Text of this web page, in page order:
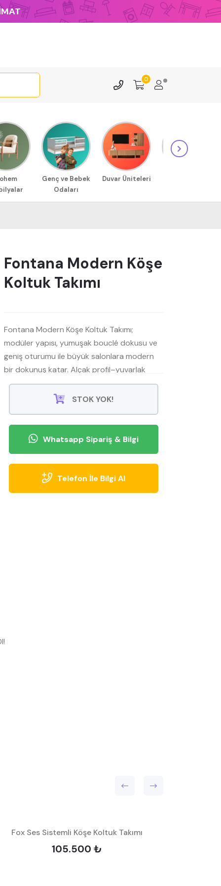
0
Genç ve Bebek
Odaları
Duvar Üniteleri
Fontana Modern Köşe
Koltuk Takımı
Fontana Modern Köşe Koltuk Takımı;
modüler yapısı, yumuşak bouclé dokusu ve
geniş oturumu ile büyük salonlara modern
bir dokunuş katar. Alçak profil–yuvarlak
hatlar minimal şıklık sunar; yüksek yoğunluklu
sünger ve derin minderler uzun oturumlarda
uyumludur.
STOK YOK!
Whatsapp Sipariş & Bilgi
Telefon İle Bilgi Al
Fox Ses Sistemli Köşe Koltuk Takımı
105.500 ₺